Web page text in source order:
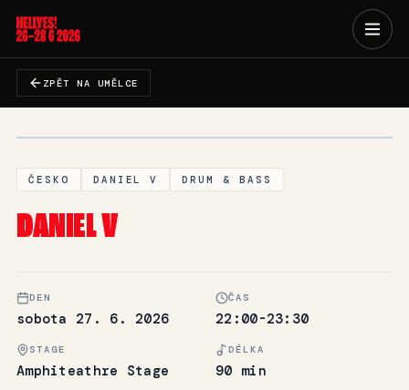
ZPĚT NA UMĚLCE
ČESKO DANIEL V DRUM & BASS
DANIEL V
DEN
sobota 27. 6. 2026
ČAS
22:00-23:30
STAGE
Amphiteathre Stage
DÉLKA
90 min